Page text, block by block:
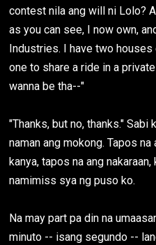
contest nila ang will ni Lolo?
as you can see, I now own,
Industries. I have two
one to share a ride in a
wanna be tha--"
"Thanks, but no, thanks." Sabi
naman ang mokong. Tapos
kanya, tapos na ang
namimiss sya ng puso ko.
Na may part pa din na
minuto -- isang segundo --